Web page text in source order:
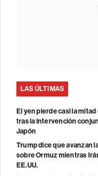
LAS ÚLTIMAS
El yen pierde casi la
tras la intervención
Japón
Trump dice que avanzan
sobre Ormuz mientras
EE.UU.